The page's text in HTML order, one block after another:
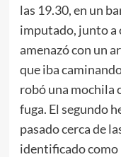
las 19.30, en un
imputado, junto a
amenazó con un
que iba
robó una mochila
fuga. El segundo
pasado cerca de
identificado